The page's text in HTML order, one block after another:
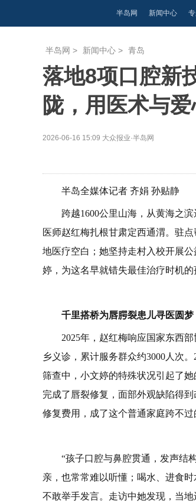
半岛网 新闻中心
半岛网 > 新闻中心 > 青岛
落地8项口腔新
陇，用医术与
2026-06-16 15:09 大众报业·半岛网
半岛全媒体记者 齐娟 孙贴静
跨越1600公里山海，从黄海之
医师赵红梅扎根甘肃定西通渭。驻
地医疗空白；她坚持走村入校开展
婷，为这名早就错失最佳治疗时机
千里搭桥为唇腭裂患儿寻医圆梦
2025年，赵红梅响应国家东西
乡义诊，累计服务群众约3000人次
筛查中，小文婷的特殊状况引起了
完成了唇裂修复，面部外观缺陷得
修复费用，成了这个普通家庭跨不过
“孩子口腔与鼻腔贯通，发声结
亲，也常常难以听懂；喝水、进食
不敢举手发言。走访中她发现，当